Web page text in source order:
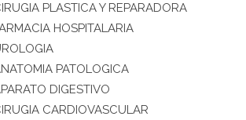
PLASTICA Y REPARADORA
HOSPITALARIA
PATOLOGICA
DIGESTIVO
CARDIOVASCULAR